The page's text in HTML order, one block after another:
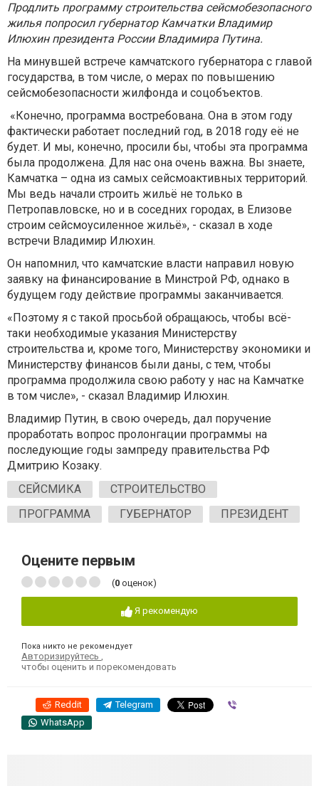
Продлить программу строительства сейсмобезопасного
жилья попросил губернатор Камчатки Владимир
Илюхин президента России Владимира Путина.
На минувшей встрече камчатского губернатора с главой
государства, в том числе, о мерах по повышению
сейсмобезопасности жилфонда и соцобъектов.
«Конечно, программа востребована. Она в этом году
фактически работает последний год, в 2018 году её не
будет. И мы, конечно, просили бы, чтобы эта программа
была продолжена. Для нас она очень важна. Вы знаете,
Камчатка – одна из самых сейсмоактивных территорий.
Мы ведь начали строить жильё не только в
Петропавловске, но и в соседних городах, в Елизове
строим сейсмоусиленное жильё», - сказал в ходе
встречи Владимир Илюхин.
Он напомнил, что камчатские власти направил новую
заявку на финансирование в Минстрой РФ, однако в
будущем году действие программы заканчивается.
«Поэтому я с такой просьбой обращаюсь, чтобы всё-
таки необходимые указания Министерству
строительства и, кроме того, Министерству экономики и
Министерству финансов были даны, с тем, чтобы
программа продолжила свою работу у нас на Камчатке
в том числе», - сказал Владимир Илюхин.
Владимир Путин, в свою очередь, дал поручение
проработать вопрос пролонгации программы на
последующие годы зампреду правительства РФ
Дмитрию Козаку.
СЕЙСМИКА
СТРОИТЕЛЬСТВО
ПРОГРАММА
ГУБЕРНАТОР ПРЕЗИДЕНТ
Оцените первым
(0 оценок)
Я рекомендую
Пока никто не рекомендует
Авторизируйтесь
чтобы оценить и порекомендовать
Reddit Telegram
WhatsApp